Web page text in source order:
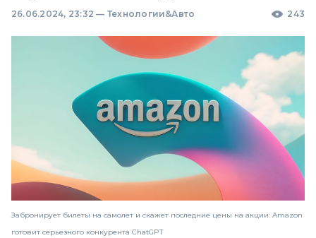
26.06.2024, 23:32 — Технологии&Авто 243
Забронирует билеты на самолет и скажет последние цены на акции: Amazon
готовит серьезного конкурента ChatGPT